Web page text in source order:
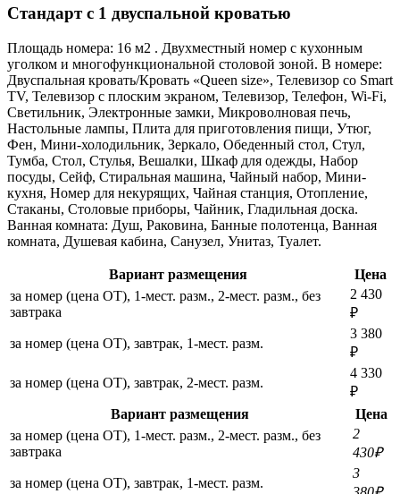
Стандарт с 1 двуспальной кроватью
Площадь номера: 16 м2 . Двухместный номер с кухонным
уголком и многофункциональной столовой зоной. В номере:
Двуспальная кровать/Кровать «Queen size», Телевизор со Smart
TV, Телевизор с плоским экраном, Телевизор, Телефон, Wi-Fi,
Светильник, Электронные замки, Микроволновая печь,
Настольные лампы, Плита для приготовления пищи, Утюг,
Фен, Мини-холодильник, Зеркало, Обеденный стол, Стул,
Тумба, Стол, Стулья, Вешалки, Шкаф для одежды, Набор
посуды, Сейф, Стиральная машина, Чайный набор, Мини-
кухня, Номер для некурящих, Чайная станция, Отопление,
Стаканы, Столовые приборы, Чайник, Гладильная доска.
Ванная комната: Душ, Раковина, Банные полотенца, Ванная
комната, Душевая кабина, Санузел, Унитаз, Туалет.
Вариант размещения
Цена
за номер (цена ОТ), 1-мест. разм., 2-мест. разм., без
завтрака
2 430
₽
за номер (цена ОТ), завтрак, 1-мест. разм.
3 380
₽
за номер (цена ОТ), завтрак, 2-мест. разм.
4 330
₽
Вариант размещения
Цена
за номер (цена ОТ), 1-мест. разм., 2-мест. разм., без
завтрака
2
430₽
за номер (цена ОТ), завтрак, 1-мест. разм.
3